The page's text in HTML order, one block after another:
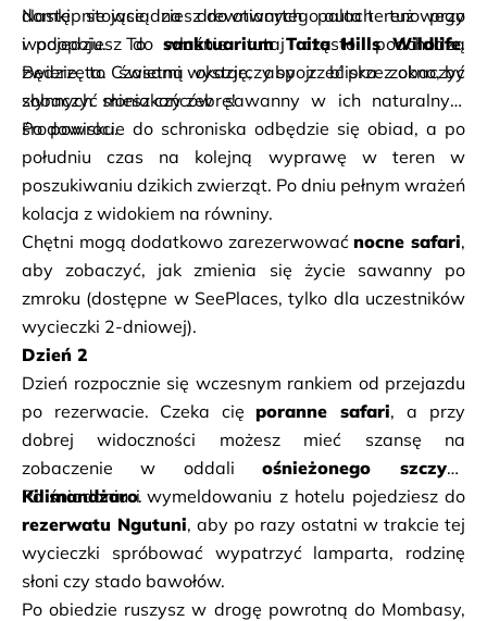
domki stojące na drewnianych palach tuż przy
wodopoju. To właśnie tutaj często podchodzą
zwierzęta. Czasami wystarczy spojrzeć przez okno, by
zobaczyć słonia czy zebrę!
Następnie wsiądziesz do otwartego auta terenowego
i pojedziesz do sanktuarium Taita Hills Wildlife.
Będzie to świetną okazję, aby z bliska zobaczyć
słynnych mieszkańców sawanny w ich naturalnym
środowisku.
Po powrocie do schroniska odbędzie się obiad, a po
południu czas na kolejną wyprawę w teren w
poszukiwaniu dzikich zwierząt. Po dniu pełnym wrażeń
kolacja z widokiem na równiny.
Chętni mogą dodatkowo zarezerwować nocne safari,
aby zobaczyć, jak zmienia się życie sawanny po
zmroku (dostępne w SeePlaces, tylko dla uczestników
wycieczki 2-dniowej).
Dzień 2
Dzień rozpocznie się wczesnym rankiem od przejazdu
po rezerwacie. Czeka cię poranne safari, a przy
dobrej widoczności możesz mieć szansę na
zobaczenie w oddali ośnieżonego szczytu
Kilimandżaro.
rezerwatu Ngutuni, aby po razy ostatni w trakcie tej
wycieczki spróbować wypatrzyć lamparta, rodzinę
słoni czy stado bawołów.
Po obiedzie ruszysz w drogę powrotną do Mombasy,